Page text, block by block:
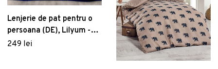
Lenjerie de pat pentru o
persoana (DE), Lilyum -
Dark Blue, Whitney,
249 lei